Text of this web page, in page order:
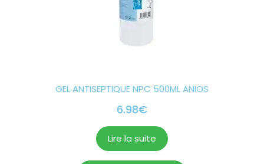
GEL ANTISEPTIQUE NPC 500ML ANIOS
6.98€
Lire la suite